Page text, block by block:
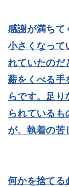
感謝が満ちて
小さくなって
れていたのだ
薪をくべる手
らです。足り
られているも
が、執着の苦
何かを捨てる